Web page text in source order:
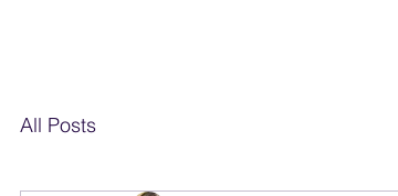
All Posts